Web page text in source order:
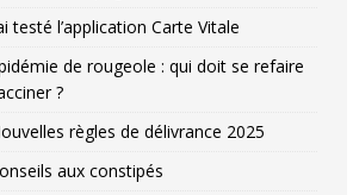
testé l’application Carte Vitale
de rougeole : qui doit se refaire
?
règles de délivrance 2025
aux constipés